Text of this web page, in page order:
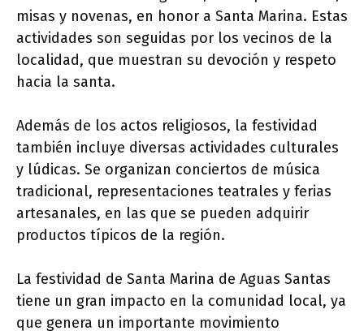
misas y novenas, en honor a Santa Marina. Estas
actividades son seguidas por los vecinos de la
localidad, que muestran su devoción y respeto
hacia la santa.
Además de los actos religiosos, la festividad
también incluye diversas actividades culturales
y lúdicas. Se organizan conciertos de música
tradicional, representaciones teatrales y ferias
artesanales, en las que se pueden adquirir
productos típicos de la región.
La festividad de Santa Marina de Aguas Santas
tiene un gran impacto en la comunidad local, ya
que genera un importante movimiento